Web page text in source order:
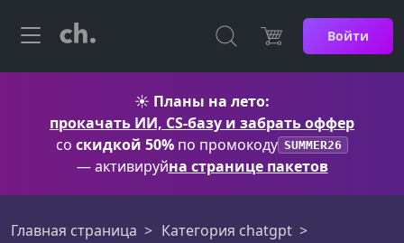
Войти
☀️ Планы на лето:
прокачать ИИ, CS-базу и забрать оффер
со скидкой 50% по промокоду SUMMER26
— активируйна странице пакетов
Главная страница
Категория chatgpt